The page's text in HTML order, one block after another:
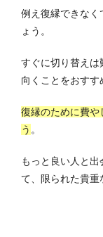
例え復縁できなく
ょう。
すぐに切り替えは
向くことをおすす
復縁のために費や
う 。
もっと良い人と
て、限られた貴重